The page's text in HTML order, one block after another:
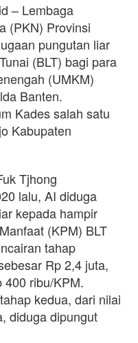
– Lembaga
(PKN) Provinsi
pungutan liar
(BLT) bagi para
(UMKM)
Banten.
Kades salah satu
Kabupaten
Tjhong
lalu, AI diduga
kepada hampir
(KPM) BLT
tahap
Rp 2,4 juta,
400 ribu/KPM.
kedua, dari nilai
diduga dipungut